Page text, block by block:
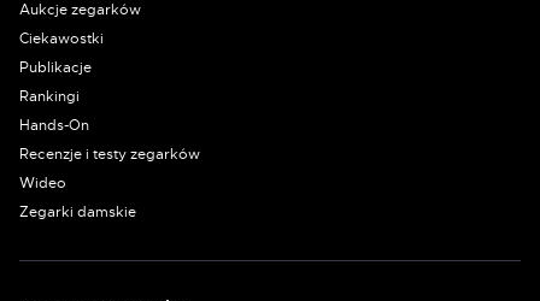
Aukcje zegarków
Ciekawostki
Publikacje
Rankingi
Hands-On
Recenzje i testy zegarków
Wideo
Zegarki damskie